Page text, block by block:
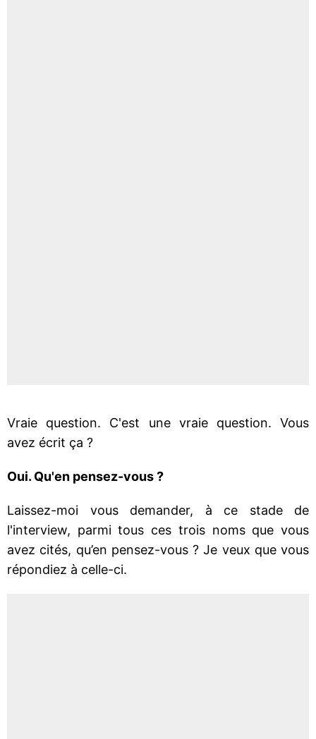
Vraie question. C'est une vraie question. Vous
avez écrit ça ?
Oui. Qu'en pensez-vous ?
Laissez-moi vous demander, à ce stade de
l'interview, parmi tous ces trois noms que vous
avez cités, qu’en pensez-vous ? Je veux que vous
répondiez à celle-ci.